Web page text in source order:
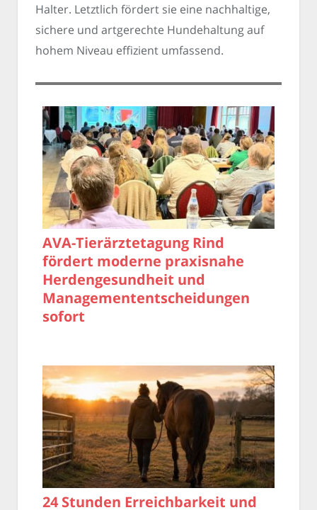
Halter. Letztlich fördert sie eine nachhaltige,
sichere und artgerechte Hundehaltung auf
hohem Niveau effizient umfassend.
AVA-Tierärztetagung Rind
fördert moderne praxisnahe
Herdengesundheit und
Managemententscheidungen
sofort
24 Stunden Erreichbarkeit und